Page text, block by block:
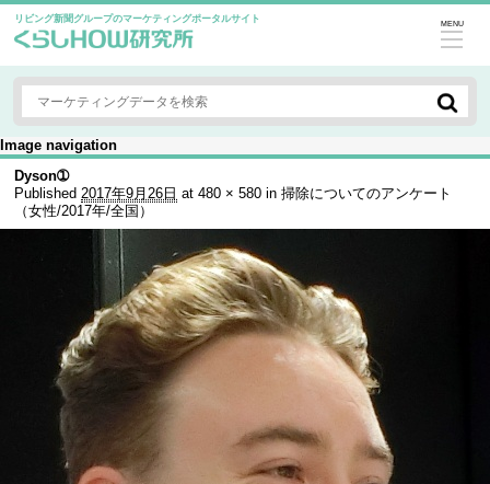
リビング新聞グループのマーケティングポータルサイト MENU
Image navigation
Dyson➀
Published2017年9月26日 at480 × 580 in掃除についてのアンケート
（女性/2017年/全国）